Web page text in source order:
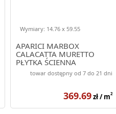
APARICI MARBOX
CALACATTA MURETTO
PŁYTKA ŚCIENNA
14.76X59.55
Wymiary: 14.76 x 59.55
towar dostępny od 7 do 21 dni
369.69zł / m2